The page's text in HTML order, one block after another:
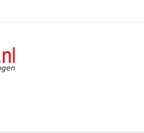
Over ons Partners